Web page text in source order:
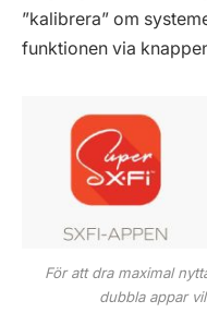
”kalibrera” om
funktionen via
För att dra maximal
dubbla appar